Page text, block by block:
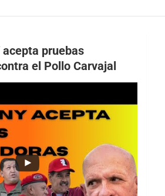
acepta pruebas
el Pollo Carvajal